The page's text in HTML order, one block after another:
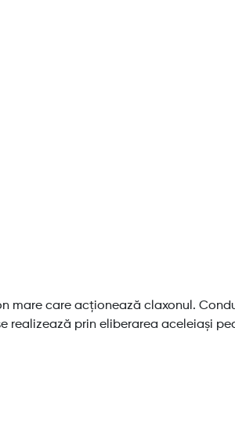
care acționează claxonul.
prin eliberarea aceleiași